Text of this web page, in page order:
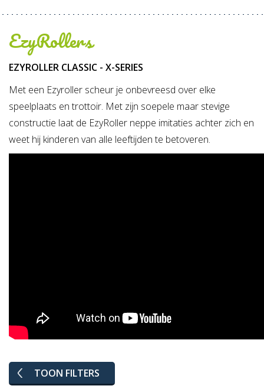
EzyRollers
EZYROLLER CLASSIC - X-SERIES
Met een Ezyroller scheur je onbevreesd over elke
speelplaats en trottoir. Met zijn soepele maar stevige
constructie laat de EzyRoller neppe imitaties achter zich en
weet hij kinderen van alle leeftijden te betoveren.
TOON FILTERS